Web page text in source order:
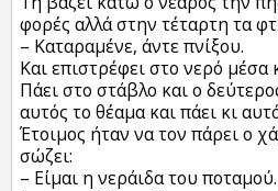
φορές αλλά στην τέταρτη τα
– Καταραμένε, άντε πνίξου.
Και επιστρέφει στο νερό μέσα
Πάει στο στάβλο και ο
αυτός το θέαμα και πάει κι
Έτοιμος ήταν να τον πάρει ο
σώζει:
– Είμαι η νεράιδα του